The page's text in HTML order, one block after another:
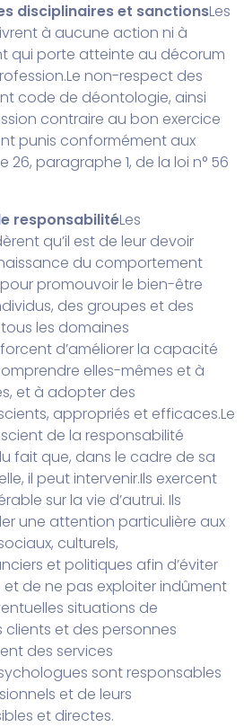
disciplinaires et sanctionsLes
à aucune action ni à
qui porte atteinte au décorum
Le non-respect des
code de déontologie, ainsi
contraire au bon exercice
punis conformément aux
26, paragraphe 1, de la loi n° 56
responsabilitéLes
qu’il est de leur devoir
du comportement
promouvoir le bien-être
des groupes et des
les domaines
d’améliorer la capacité
elles-mêmes et à
et à adopter des
appropriés et efficaces.Le
de la responsabilité
fait que, dans le cadre de sa
il peut intervenir.Ils exercent
sur la vie d’autrui. Ils
une attention particulière aux
culturels,
et politiques afin d’éviter
de ne pas exploiter indûment
situations de
et des personnes
des services
sont responsables
et de leurs
et directes.